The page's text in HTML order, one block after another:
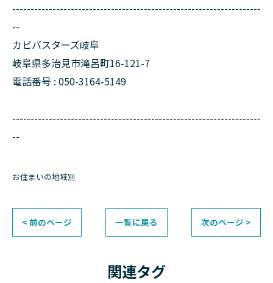
--------------------------------------------------------------------
--
カビバスターズ岐阜
岐阜県多治見市滝呂町16-121-7
電話番号 : 050-3164-5149
--------------------------------------------------------------------
--
お住まいの地域別
< 前のページ 一覧に戻る 次のページ >
関連タグ